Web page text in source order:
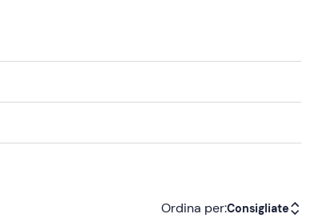
Ordina per:Consigliate